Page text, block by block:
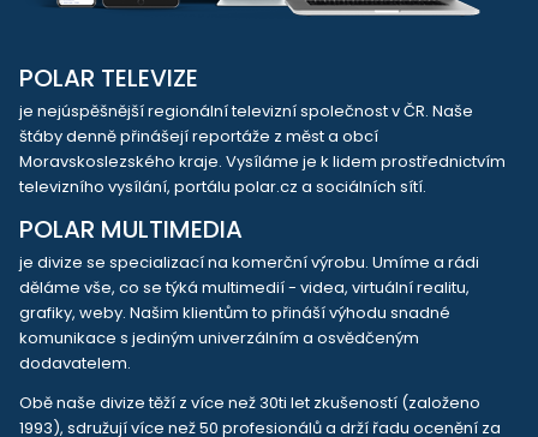
POLAR TELEVIZE
je nejúspěšnější regionální televizní společnost v ČR. Naše
štáby denně přinášejí reportáže z měst a obcí
Moravskoslezského kraje. Vysíláme je k lidem prostřednictvím
televizního vysílání, portálu polar.cz a sociálních sítí.
POLAR MULTIMEDIA
je divize se specializací na komerční výrobu. Umíme a rádi
děláme vše, co se týká multimedií - videa, virtuální realitu,
grafiky, weby. Našim klientům to přináší výhodu snadné
komunikace s jediným univerzálním a osvědčeným
dodavatelem.
Obě naše divize těží z více než 30ti let zkušeností (založeno
1993), sdružují více než 50 profesionálů a drží řadu ocenění za